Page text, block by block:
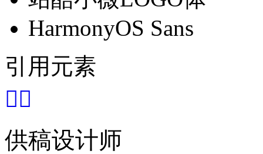
HarmonyOS Sans
引用元素

供稿设计师